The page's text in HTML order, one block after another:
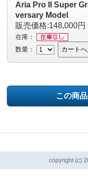
Aria Pro II Super
versary Model
販売価格:148,000円
在庫：
数量：
カート
この商
copyright (c)